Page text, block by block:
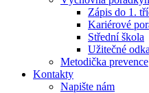
Zápis do 1.
Kariérové
Střední škola
Užitečné
Metodička prevence
Kontakty
Napište nám